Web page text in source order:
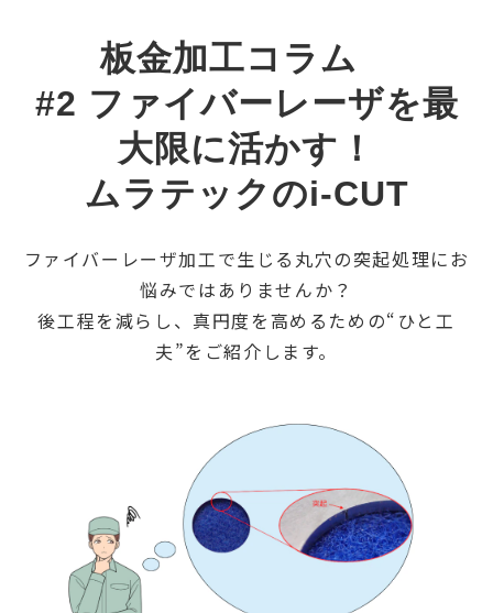
板金加工コラム
#2 ファイバーレーザを最
大限に活かす！
ムラテックのi-CUT
ファイバーレーザ加工で生じる丸穴の突起処理にお
悩みではありませんか？
後工程を減らし、真円度を高めるための“ひと工
夫”をご紹介します。